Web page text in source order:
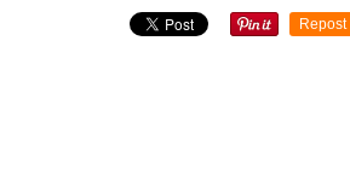
Repost